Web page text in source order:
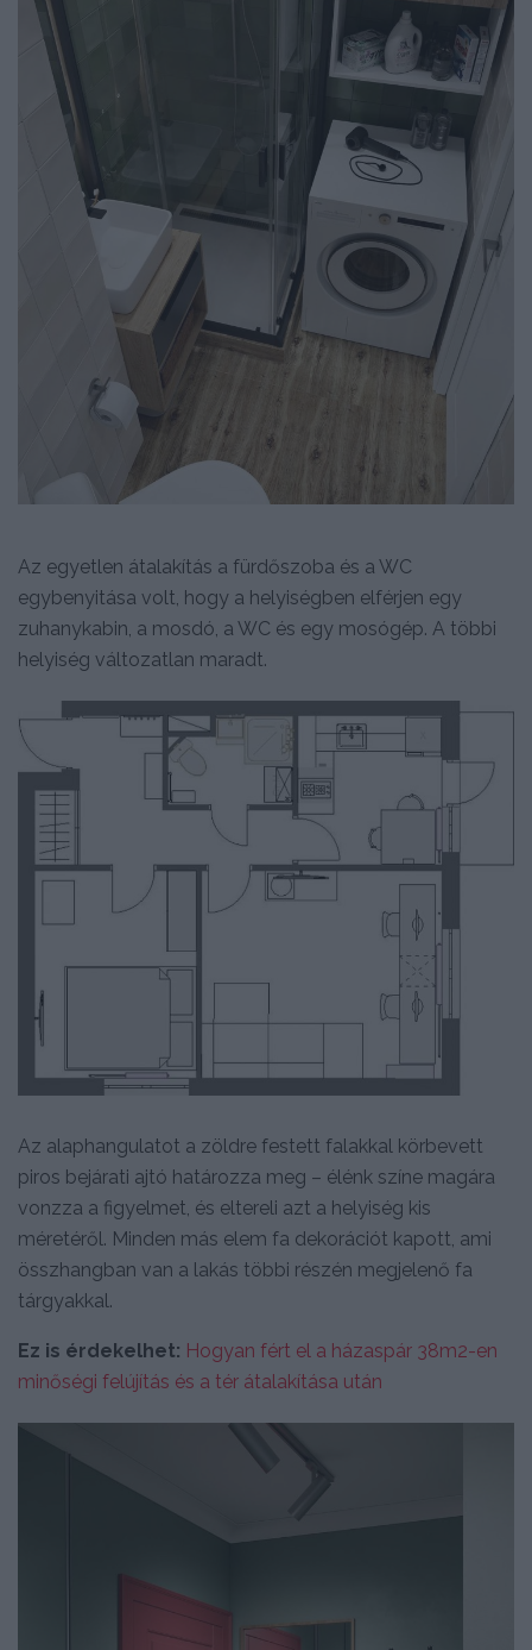
Az egyetlen átalakítás a fürdőszoba és a WC
egybenyitása volt, hogy a helyiségben elférjen egy
zuhanykabin, a mosdó, a WC és egy mosógép. A többi
helyiség változatlan maradt.
Az alaphangulatot a zöldre festett falakkal körbevett
piros bejárati ajtó határozza meg – élénk színe magára
vonzza a figyelmet, és eltereli azt a helyiség kis
méretéről. Minden más elem fa dekorációt kapott, ami
összhangban van a lakás többi részén megjelenő fa
tárgyakkal.
Ez is érdekelhet: Hogyan fért el a házaspár 38m2-en
minőségi felújítás és a tér átalakítása után